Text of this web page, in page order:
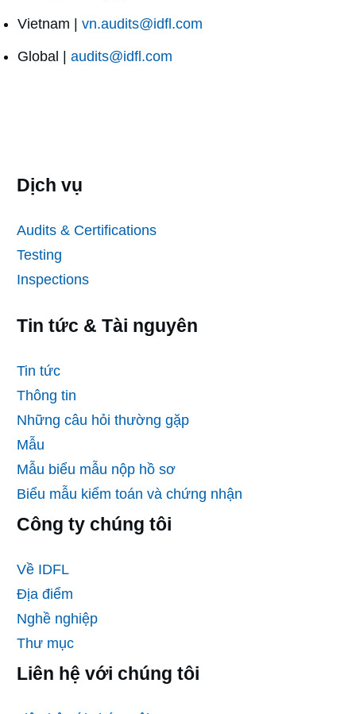
Vietnam | vn.audits@idfl.com
Global | audits@idfl.com
Dịch vụ
Audits & Certifications
Testing
Inspections
Tin tức & Tài nguyên
Tin tức
Thông tin
Những câu hỏi thường gặp
Mẫu
Mẫu biểu mẫu nộp hồ sơ
Biểu mẫu kiểm toán và chứng nhận
Công ty chúng tôi
Về IDFL
Địa điểm
Nghề nghiệp
Thư mục
Liên hệ với chúng tôi